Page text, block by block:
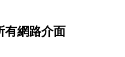
有網路介面